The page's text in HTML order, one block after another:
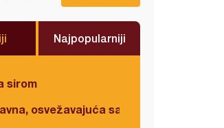
Najpopularniji
sirom
osvežavajuća salata